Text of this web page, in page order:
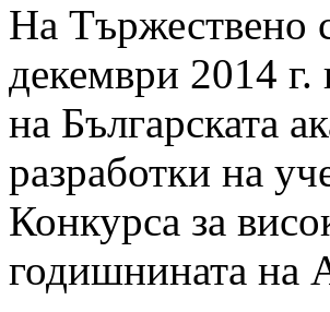
На Тържествено
декември 2014
на Българската
разработки на
Конкурса за
годишнината на